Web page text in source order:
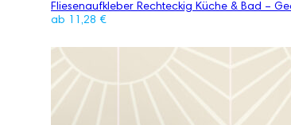
Fliesenaufkleber Rechteckig Küche & Bad –
ab 11,28 €